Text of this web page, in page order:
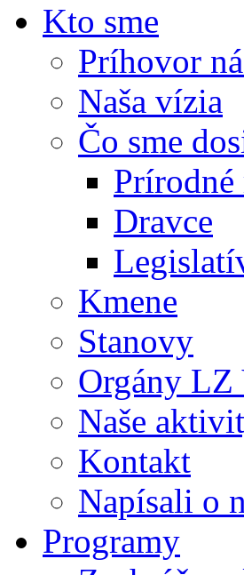
Kto sme
Príhovor
Naša vízia
Čo sme
Prírodné
Dravce
Kmene
Stanovy
Orgány
Naše
Kontakt
Napísali o
Programy